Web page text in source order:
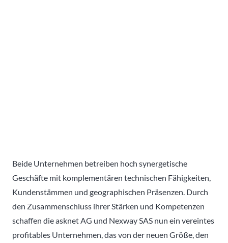
Beide Unternehmen betreiben hoch synergetische
Geschäfte mit komplementären technischen Fähigkeiten,
Kundenstämmen und geographischen Präsenzen. Durch
den Zusammenschluss ihrer Stärken und Kompetenzen
schaffen die asknet AG und Nexway SAS nun ein vereintes
profitables Unternehmen, das von der neuen Größe, den